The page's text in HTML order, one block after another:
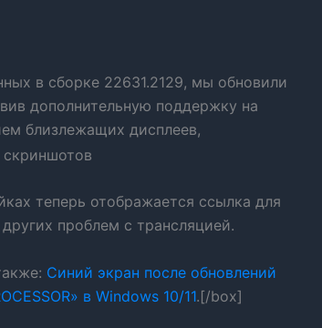
в сборке 22631.2129, мы обновили
дополнительную поддержку на
близлежащих дисплеев,
теперь отображается ссылка для
проблем с трансляцией.
Синий экран после обновлений
в Windows 10/11.[/box]